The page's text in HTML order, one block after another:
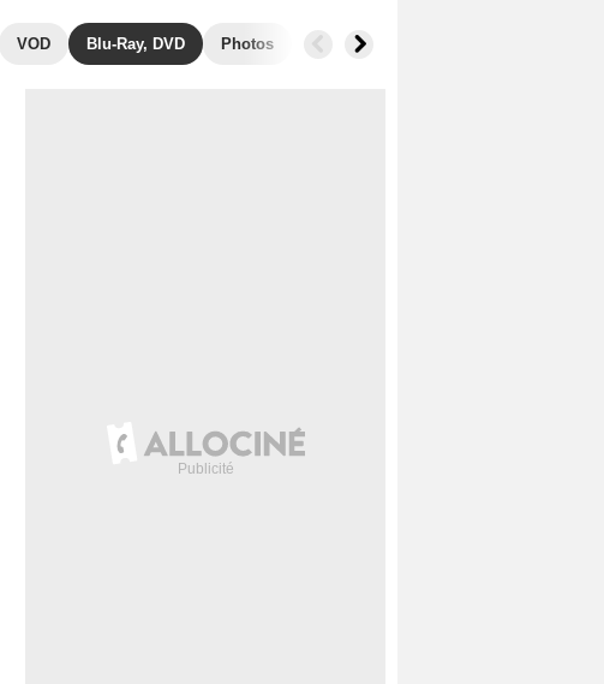
VOD Blu-Ray, DVD Photos Musique